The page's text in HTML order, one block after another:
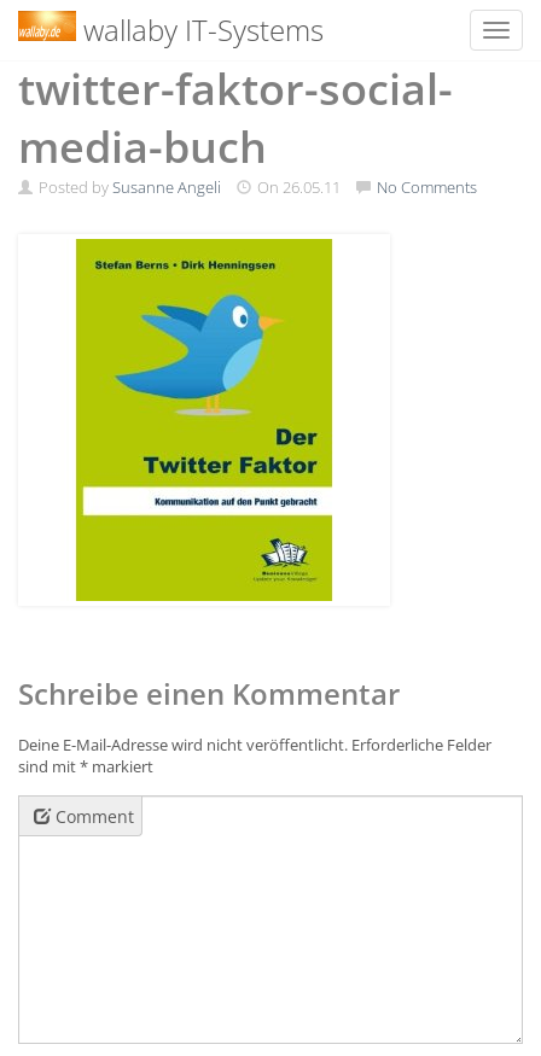
wallaby IT-Systems
twitter-faktor-social-
media-buch
Posted bySusanne Angeli On 26.05.11 No Comments
Schreibe einen Kommentar
Deine E-Mail-Adresse wird nicht veröffentlicht. Erforderliche Felder
sind mit* markiert
Comment